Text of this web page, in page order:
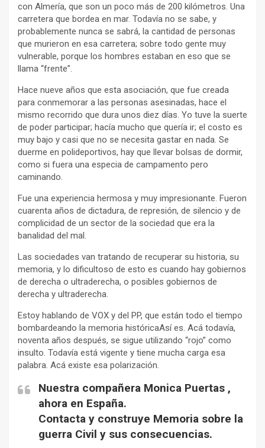
con Almería, que son un poco más de 200 kilómetros. Una
carretera que bordea en mar. Todavía no se sabe, y
probablemente nunca se sabrá, la cantidad de personas
que murieron en esa carretera; sobre todo gente muy
vulnerable, porque los hombres estaban en eso que se
llama “frente”.
Hace nueve años que esta asociación, que fue creada
para conmemorar a las personas asesinadas, hace el
mismo recorrido que dura unos diez días. Yo tuve la suerte
de poder participar; hacía mucho que quería ir; el costo es
muy bajo y casi que no se necesita gastar en nada. Se
duerme en polideportivos, hay que llevar bolsas de dormir,
como si fuera una especia de campamento pero
caminando.
Fue una experiencia hermosa y muy impresionante. Fueron
cuarenta años de dictadura, de represión, de silencio y de
complicidad de un sector de la sociedad que era la
banalidad del mal.
Las sociedades van tratando de recuperar su historia, su
memoria, y lo dificultoso de esto es cuando hay gobiernos
de derecha o ultraderecha, o posibles gobiernos de
derecha y ultraderecha.
Estoy hablando de VOX y del PP, que están todo el tiempo
bombardeando la memoria históricaAsí es. Acá todavía,
noventa años después, se sigue utilizando “rojo” como
insulto. Todavía está vigente y tiene mucha carga esa
palabra. Acá existe esa polarización.
Nuestra compañera Monica Puertas ,
ahora en España.
Contacta y construye Memoria sobre la
guerra Civil y sus consecuencias.